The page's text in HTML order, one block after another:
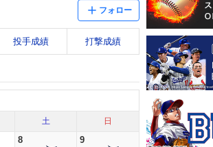
フォロー
投手成績 打撃成績
土 日
8 9